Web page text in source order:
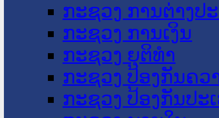
ກະຊວງ ການຕ່າງປ
ກະຊວງ ການເງິນ
ກະຊວງ ຍຸຕິທໍາ
ກະຊວງ ປ້ອງກັນຄວ
ກະຊວງ ປ້ອງກັນປະ